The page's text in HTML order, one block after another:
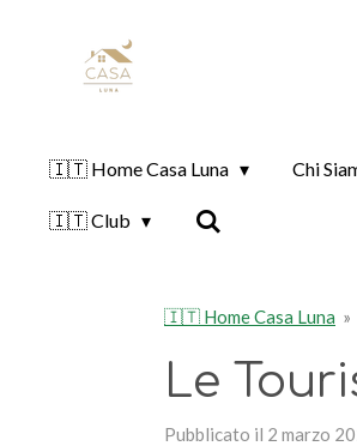
🇮🇹 Home Casa Luna Chi
🇮🇹 Club
🇮🇹 Home Casa Luna »
Le
Pubblicato il 2 marzo